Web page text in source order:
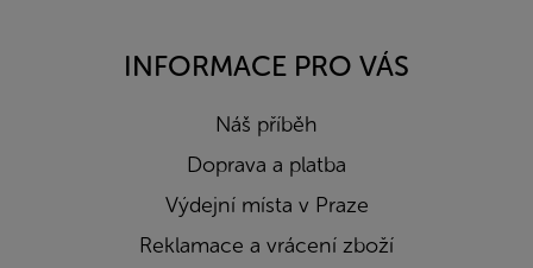
INFORMACE PRO VÁS
Náš příběh
Doprava a platba
Výdejní místa v Praze
Reklamace a vrácení zboží